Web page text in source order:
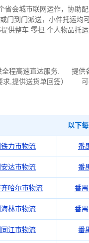
省会城市联网运作，协
到门派送，小件托运均可
整车.零担.个人物品托
全程高速直达服务. 提
求,提供送货单回签） 可
以下
力市物流 番
达市物流 番
哈尔市物流 番
林市物流 番
江市物流 番